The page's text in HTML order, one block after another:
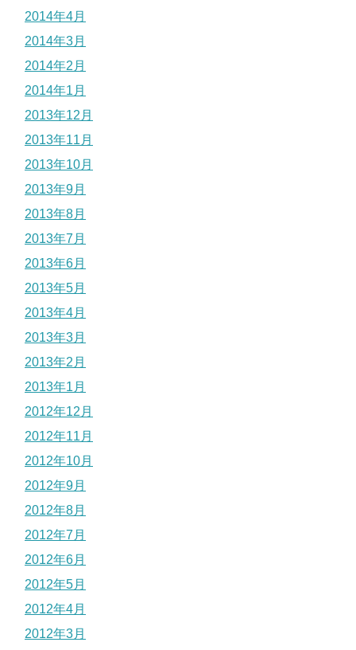
2014年4月
2014年3月
2014年2月
2014年1月
2013年12月
2013年11月
2013年10月
2013年9月
2013年8月
2013年7月
2013年6月
2013年5月
2013年4月
2013年3月
2013年2月
2013年1月
2012年12月
2012年11月
2012年10月
2012年9月
2012年8月
2012年7月
2012年6月
2012年5月
2012年4月
2012年3月